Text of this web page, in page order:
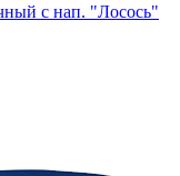
с нап. "Лосось"